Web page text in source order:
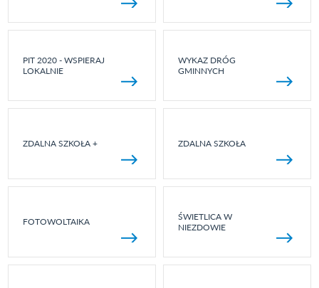
PIT 2020 - WSPIERAJ
LOKALNIE
WYKAZ DRÓG
GMINNYCH
ZDALNA SZKOŁA + ZDALNA SZKOŁA
FOTOWOLTAIKA
ŚWIETLICA W
NIEZDOWIE